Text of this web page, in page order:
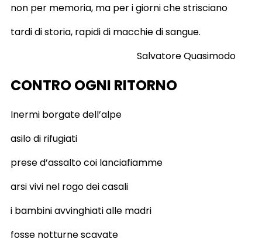
non per memoria, ma per i giorni che strisciano
tardi di storia, rapidi di macchie di sangue.
Salvatore Quasimodo
CONTRO OGNI RITORNO
Inermi borgate dell’alpe
asilo di rifugiati
prese d’assalto coi lanciafiamme
arsi vivi nel rogo dei casali
i bambini avvinghiati alle madri
fosse notturne scavate